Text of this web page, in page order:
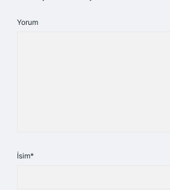
Yorum
İsim*